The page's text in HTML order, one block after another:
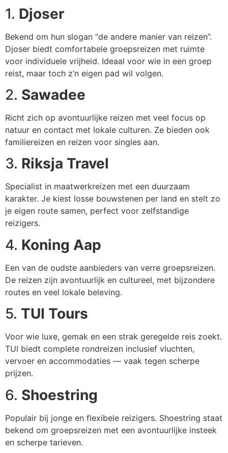
1. Djoser
Bekend om hun slogan “de andere manier van reizen”.
Djoser biedt comfortabele groepsreizen met ruimte
voor individuele vrijheid. Ideaal voor wie in een groep
reist, maar toch z’n eigen pad wil volgen.
2. Sawadee
Richt zich op avontuurlijke reizen met veel focus op
natuur en contact met lokale culturen. Ze bieden ook
familiereizen en reizen voor singles aan.
3. Riksja Travel
Specialist in maatwerkreizen met een duurzaam
karakter. Je kiest losse bouwstenen per land en stelt zo
je eigen route samen, perfect voor zelfstandige
reizigers.
4. Koning Aap
Een van de oudste aanbieders van verre groepsreizen.
De reizen zijn avontuurlijk en cultureel, met bijzondere
routes en veel lokale beleving.
5. TUI Tours
Voor wie luxe, gemak en een strak geregelde reis zoekt.
TUI biedt complete rondreizen inclusief vluchten,
vervoer en accommodaties — vaak tegen scherpe
prijzen.
6. Shoestring
Populair bij jonge en flexibele reizigers. Shoestring staat
bekend om groepsreizen met een avontuurlijke insteek
en scherpe tarieven.